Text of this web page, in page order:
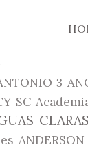
3
SC